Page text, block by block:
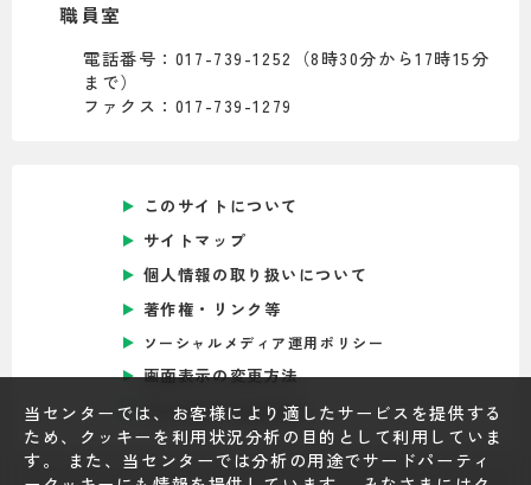
当センターでは、お客様により適したサービスを提供する
ため、クッキーを利用状況分析の目的として利用していま
す。 また、当センターでは分析の用途でサードパーティ
職員室
電話番号：017-739-1252（8時30分から17時15分
まで）
ファクス：017-739-1279
このサイトについて
サイトマップ
個人情報の取り扱いについて
著作権・リンク等
ソーシャルメディア運用ポリシー
画面表示の変更方法
Foreign Language